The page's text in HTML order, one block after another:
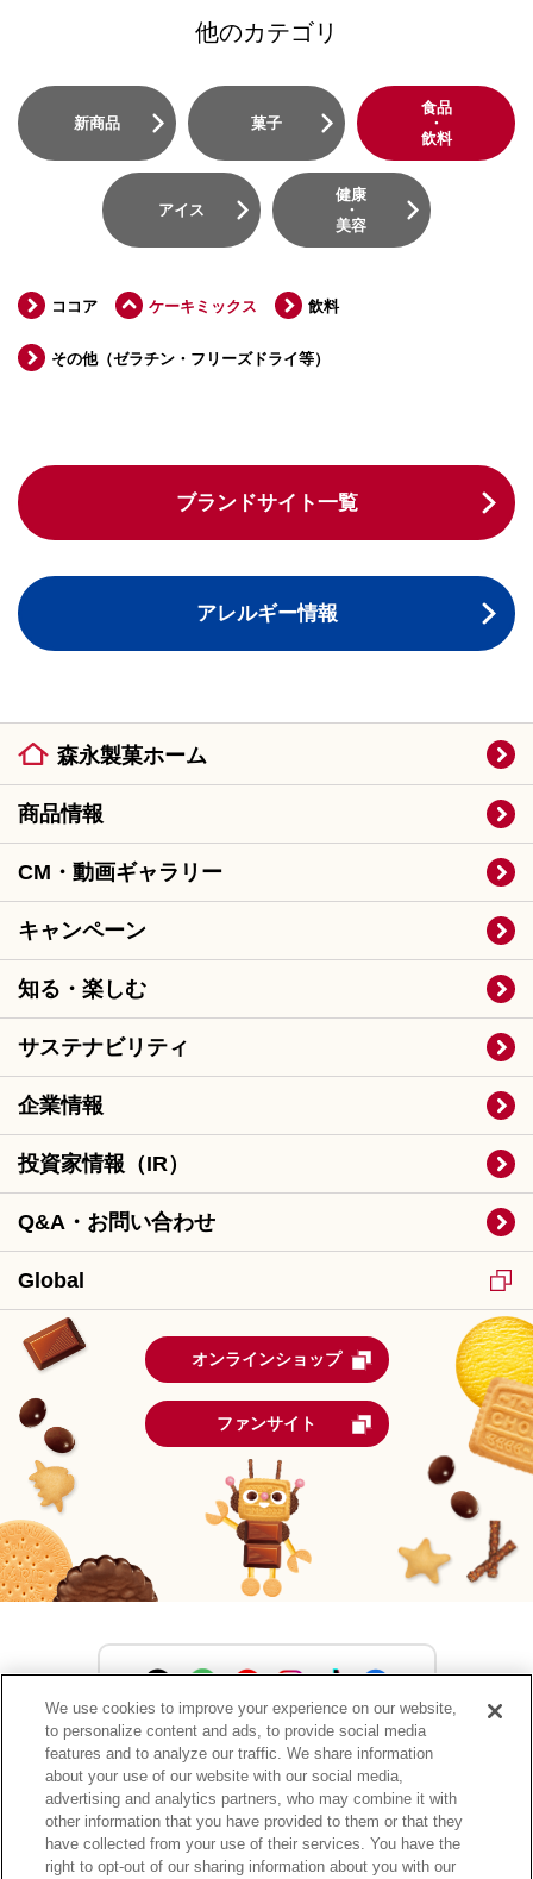
他のカテゴリ
新商品 菓子
食品
・
飲料
アイス
健康
・
美容
ココア ケーキミックス 飲料
その他（ゼラチン・フリーズドライ等）
ブランドサイト一覧
アレルギー情報
森永製菓ホーム
商品情報
CM・動画ギャラリー
キャンペーン
知る・楽しむ
サステナビリティ
企業情報
投資家情報（IR）
Q&A・お問い合わせ
Global
オンラインショップ
ファンサイト
森永製菓公式アカウント一覧
サイトマップ RSSの配信について
プライバシーポリシー
We use cookies to improve your experience on our website,
to personalize content and ads, to provide social media
features and to analyze our traffic. We share information
about your use of our website with our social media,
advertising and analytics partners, who may combine it with
other information that you have provided to them or that they
have collected from your use of their services. You have the
right to opt-out of our sharing information about you with our